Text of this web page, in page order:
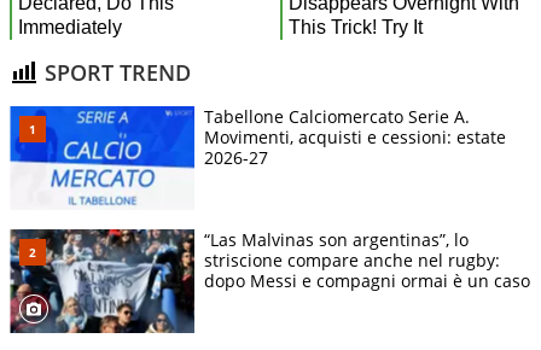
SPORT TREND
Tabellone Calciomercato Serie A.
Movimenti, acquisti e cessioni: estate
2026-27
“Las Malvinas son argentinas”, lo
striscione compare anche nel rugby:
dopo Messi e compagni ormai è un caso